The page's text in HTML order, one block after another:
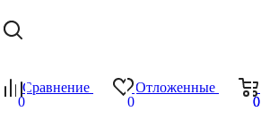
Сравнение
0
Отложенные
0
0
0